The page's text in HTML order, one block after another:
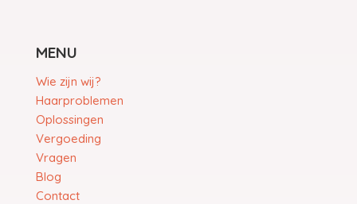
MENU
Wie zijn wij?
Haarproblemen
Oplossingen
Vergoeding
Vragen
Blog
Contact